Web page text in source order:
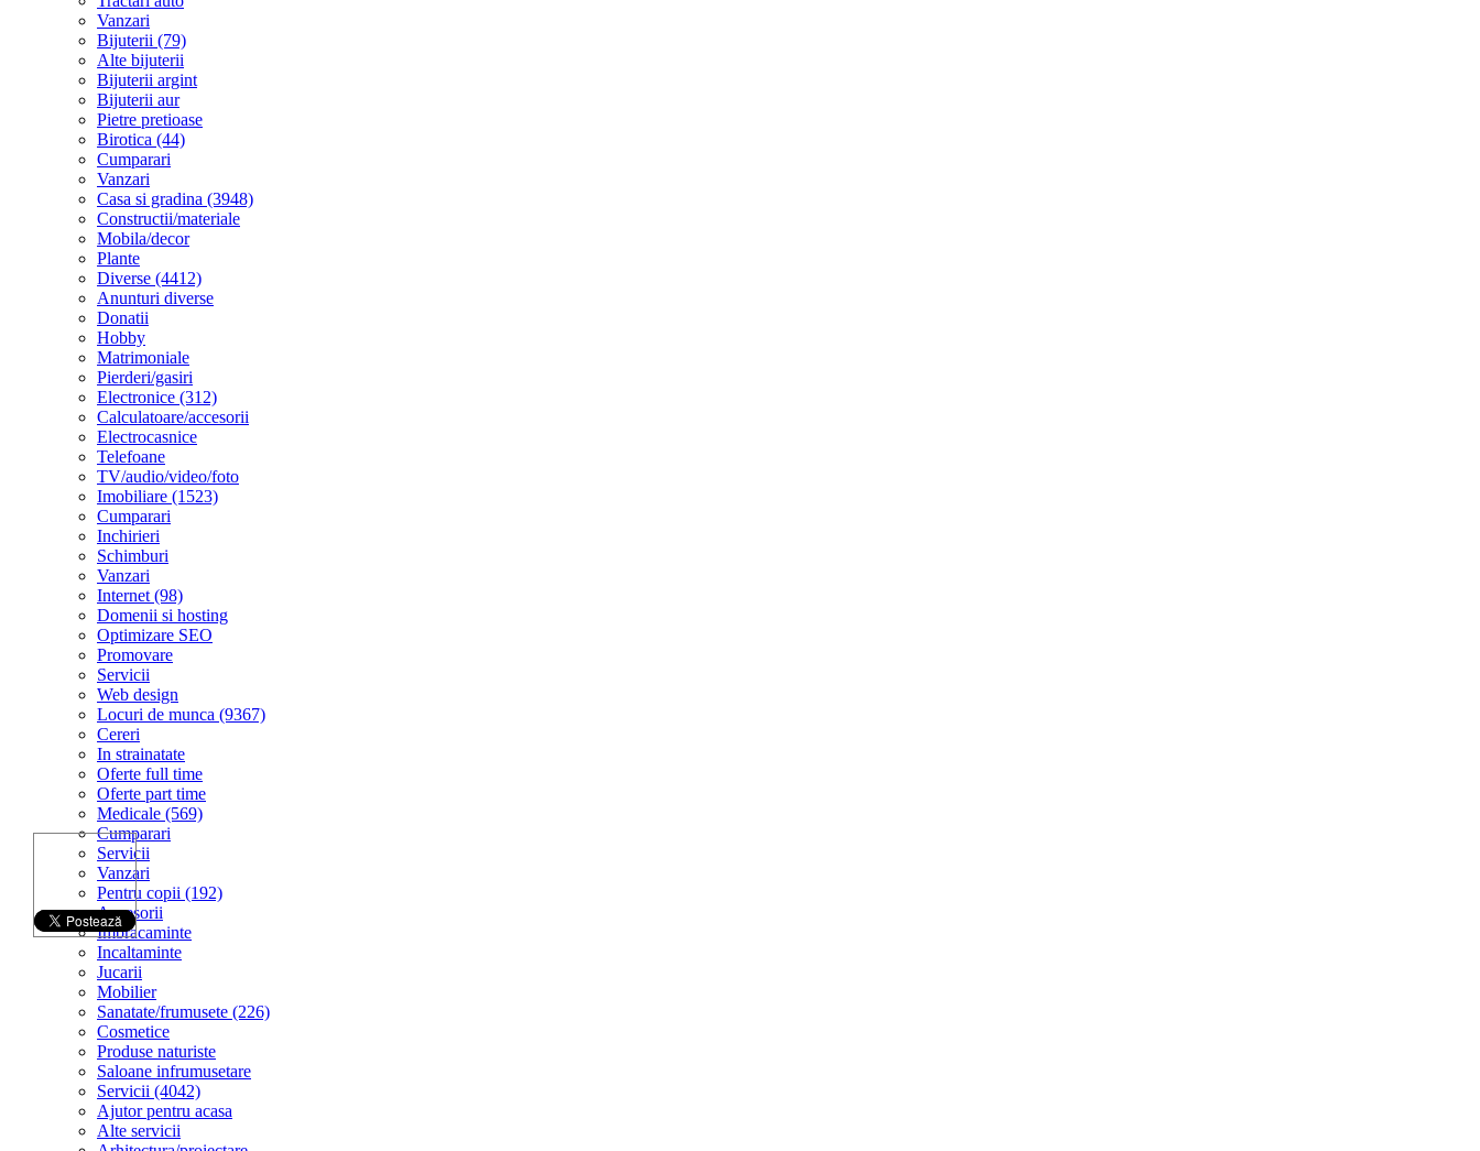
Vanzari
Bijuterii (79)
Alte bijuterii
Bijuterii argint
Bijuterii aur
Pietre pretioase
Birotica (44)
Cumparari
Vanzari
Casa si gradina (3948)
Constructii/materiale
Mobila/decor
Plante
Diverse (4412)
Anunturi diverse
Donatii
Hobby
Matrimoniale
Pierderi/gasiri
Electronice (312)
Calculatoare/accesorii
Electrocasnice
Telefoane
TV/audio/video/foto
Imobiliare (1523)
Cumparari
Inchirieri
Schimburi
Vanzari
Internet (98)
Domenii si hosting
Optimizare SEO
Promovare
Servicii
Web design
Locuri de munca (9367)
Cereri
In strainatate
Oferte full time
Oferte part time
Medicale (569)
Cumparari
Servicii
Vanzari
Pentru copii (192)
Accesorii
Imbracaminte
Incaltaminte
Jucarii
Mobilier
Sanatate/frumusete (226)
Cosmetice
Produse naturiste
Saloane infrumusetare
Servicii (4042)
Ajutor pentru acasa
Alte servicii